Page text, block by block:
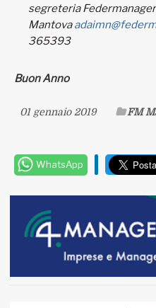
segreteria Federmanager
Mantova
365393
Buon Anno
01 gennaio 2019 FM
WhatsApp